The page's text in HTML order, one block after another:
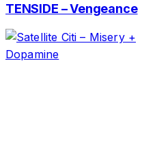
TENSIDE – Vengeance